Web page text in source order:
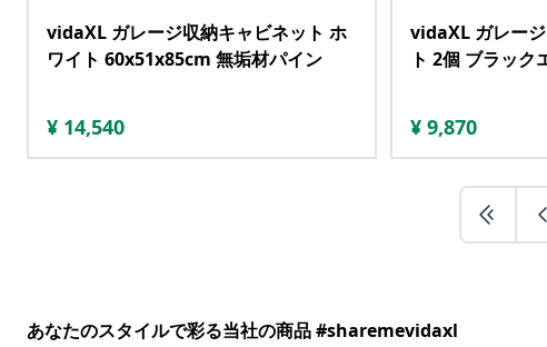
vidaXL ガレージ収納キャビネット ホ
ワイト 60x51x85cm 無垢材パイン
¥ 14,540
vidaXL ガレー
ト 2個 ブラック
¥ 9,870
あなたのスタイルで彩る当社の商品 #sharemevidaxl